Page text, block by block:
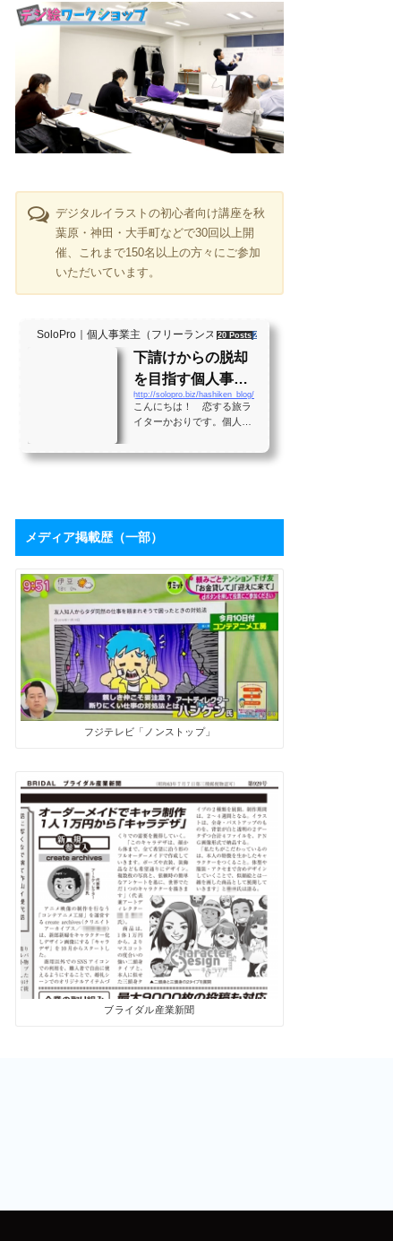
デジタルイラストの初心者向け講座を秋
葉原・神田・大手町などで30回以上開
催、これまで150名以上の方々にご参加
いただいています。
SoloPro｜個人事業主（フリーランス）・起業家、"ソロ" で働く人のライ
20 Posts 261 Shares
下請けからの脱却
を目指す個人事業
主のバイブル！？
月間28万PVの実績
んに学ぶ「ブログ
http://solopro.biz/hashiken_blog/
こんにちは！ 恋する旅ラ
イターかおりです。個人事
たちにとって、「下請け仕
るために2017年7月から「フ
リーライターの働き方」を
メインテーマにした個人ブ
ログを開設しました。ソロ
で生きる人たちにとって、
ブログは最高の武器になり
ます。数字が伸びてくれ
ば、商品やサービスを売る
ためのプロモーションツー
ルになるうえに、広告収入
やアフィリエイト報酬も見
込めます。 そこで、月間28
万PVを誇るブロ...
メディア掲載歴（一部）
フジテレビ「ノンストップ」
ブライダル産業新聞